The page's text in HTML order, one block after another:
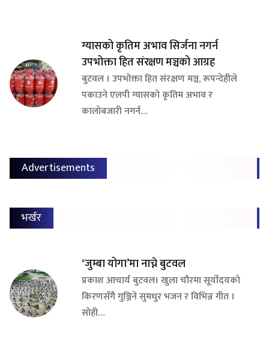
ग्यासको कृतिम अभाव सिर्जना नगर्न
उपभोक्ता हित संरक्षण मञ्चको आग्रह
बुटवल । उपभोक्ता हित संरक्षण मञ्च, रूपन्देहीले
पकाउने एलपी ग्यासको कृतिम अभाव र
कालोबजारी नगर्न…
Advertisements
भर्खर
‘जुम्बा योगा’मा नाच्ने बुटवल
प्रकाश आचार्य बुटवल। खुला चौरमा सूर्योदयको
किरणसँगै गुञ्जिने सुमधुर भजन र विभिन्न गीत ।
सोही…